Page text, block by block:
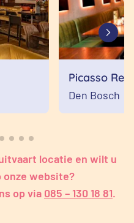
Picasso
Den Bosch
locatie en wilt u
onze website?
op via 085 – 130 18 81.